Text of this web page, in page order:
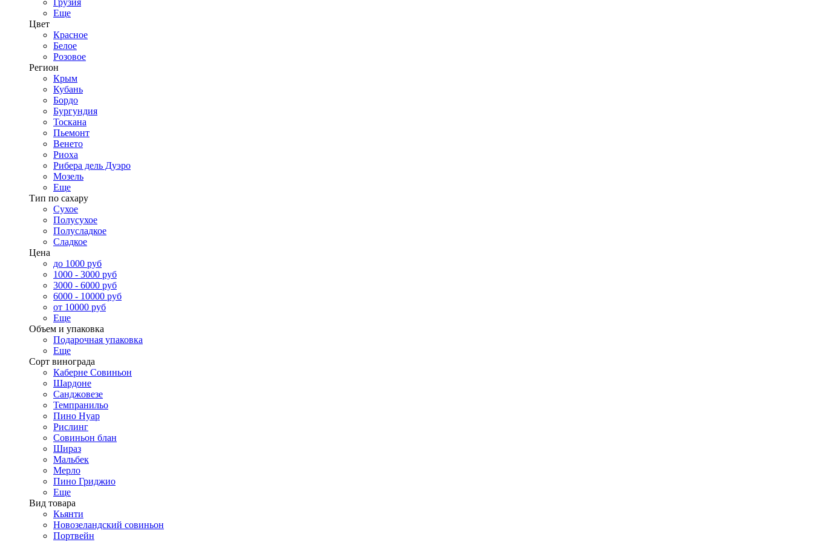
Грузия
Еще
Цвет
Красное
Белое
Розовое
Регион
Крым
Кубань
Бордо
Бургундия
Тоскана
Пьемонт
Венето
Риоха
Рибера дель Дуэро
Мозель
Еще
Тип по сахару
Сухое
Полусухое
Полусладкое
Сладкое
Цена
до 1000 руб
1000 - 3000 руб
3000 - 6000 руб
6000 - 10000 руб
от 10000 руб
Еще
Объем и упаковка
Подарочная упаковка
Еще
Сорт винограда
Каберне Совиньон
Шардоне
Санджовезе
Темпранильо
Пино Нуар
Рислинг
Совиньон блан
Шираз
Мальбек
Мерло
Пино Гриджио
Еще
Вид товара
Кьянти
Новозеландский совиньон
Портвейн